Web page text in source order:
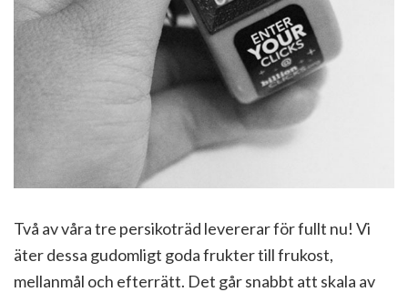
Två av våra tre persikoträd levererar för fullt nu! Vi
äter dessa gudomligt goda frukter till frukost,
mellanmål och efterrätt. Det går snabbt att skala av